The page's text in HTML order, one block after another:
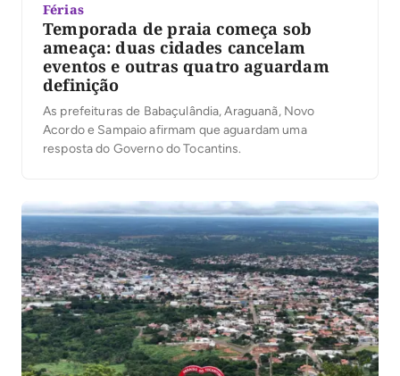
Férias
Temporada de praia começa sob
ameaça: duas cidades cancelam
eventos e outras quatro aguardam
definição
As prefeituras de Babaçulândia, Araguanã, Novo
Acordo e Sampaio afirmam que aguardam uma
resposta do Governo do Tocantins.